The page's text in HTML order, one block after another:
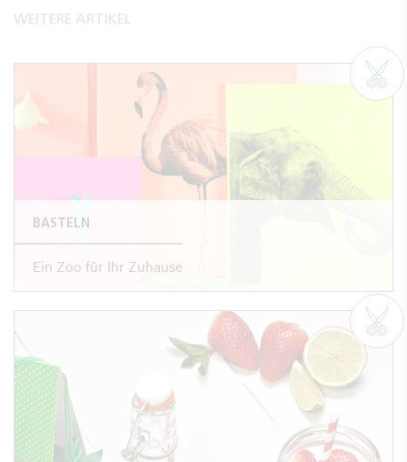
WEITERE ARTIKEL
BASTELN
Ein Zoo für Ihr Zuhause